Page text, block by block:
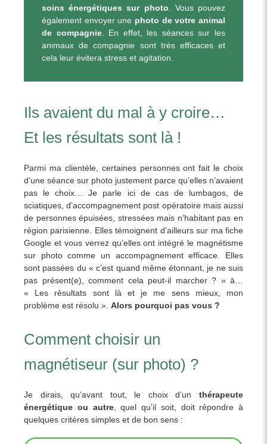
soins énergétiques sur photo . Vous pouvez
également envoyer une photo de votre animal
de compagnie. En effet, les séances sur les
animaux de compagnie sont très efficaces et
cela leur évitera stress et agitation.
Ils avaient du mal à y croire…
Et les résultats sont là !
Parmi ma clientèle, certaines personnes ont fait le choix
d’une séance sur photo justement parce qu’elles n’avaient
pas le choix… Je parle ici de cas de lumbagos, de
sciatiques, d’accompagnement post opératoire mais aussi
de personnes épuisées, stressées mais n’habitant pas en
région parisienne. Elles témoignent d’ailleurs sur ma fiche
Google et vous verrez qu’elles ont intégré le magnétisme
sur photo comme un accompagnement efficace. Elles
sont passées du « c’est quand même étonnant, je ne suis
pas présent(e), comment cela peut-il marcher ? » à…
« Les résultats sont là et je me sens mieux, mon
problème est résolu ». Alors pourquoi pas vous ?
Comment choisir un
magnétiseur (sur photo) ?
Je dirais, qu’avant tout, le choix d’un thérapeute
énergétique ou autre, quel qu’il soit, doit répondre à
quelques critères simples et de bon sens :